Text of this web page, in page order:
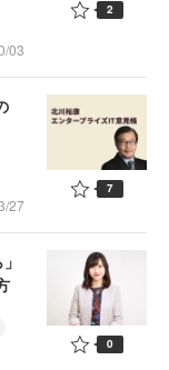
03
2
27
7
0